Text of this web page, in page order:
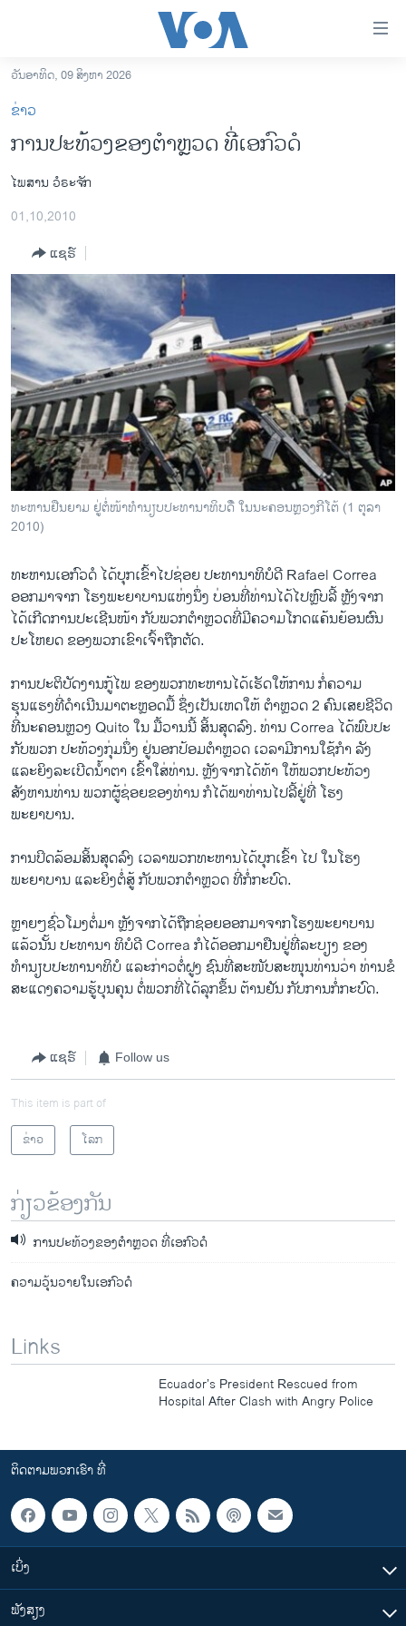
ເຂົ້າ
ຫາ
ຂ້າມ
ຂ້າມ
ໄປ
ຫາ
ການເລືອກຕັ້ງ ປະທານາທີບໍດີ ສະຫະລັດ 2024
ຂ່າວ​ຈີນ
ໂລກ
ເອເຊຍ
ອິດສະຫຼະພາບດ້ານການຂ່າວ
ຊີວິດຊາວລາວ
ຊຸມຊົນຊາວລາວ
ວິທະຍາສາດ-ເທັກໂນໂລຈີ
ທຸລະກິດ
ພາສາອັງກິດ
ວີດີໂອ
ລາຍການກະຈາຍສຽງ
ລາຍງານ
ຕິດຕາມພວກເຮົາ ທີ່
ພາສາຕ່າງໆ
ວັນອາທິດ, 09 ສິງຫາ 2026
ຂ່າວ
ການປະທ້ວງຂອງຕຳຫຼວດ ທີ່ເອກົວດໍ
ໄພສານ ວໍຣະຈັກ
01,10,2010
ແຊຣ໌
ທະຫານຢືນຍາມ ຢູ່ຕໍ່ໜ້າທຳນຽບປະທານາທິບດໍີ ໃນນະຄອນຫຼວງກີໂຕ້ (1 ຕຸລາ
2010)
ທະຫານເອກົວດໍ ໄດ້ບຸກເຂົ້າໄປຊ່ອຍ ປະທານາທິບໍດີ Rafael Correa
ອອກມາຈາກ ໂຮງພະຍາບານແຫ່ງນຶ່ງ ບ່ອນທີ່ທ່ານໄດ້ໄປຫຼົບລີ້ ຫຼັງຈາກ
ໄດ້ເກີດການປະເຊີນໜ້າ ກັບພວກຕຳຫຼວດທີ່ມີຄວາມໂກດແຄ້ນຍ້ອນຜົນ
ປະໂຫຍດ ຂອງພວກເຂົາເຈົ້າຖືກຕັດ.
ການປະຕິບັດງານກູ້ໄພ ຂອງພວກທະຫານໄດ້ເຮັດໃຫ້ການ ກໍ່ຄວາມ
ຮຸນແຮງທີ່ດຳເນີນມາຕະຫຼອດມື້ ຊຶ່ງເປັນເຫດໃຫ້ ຕຳຫຼວດ 2 ຄົນເສຍຊີວິດ
ທີ່ນະຄອນຫຼວງ Quito ໃນ ມື້ວານນີ້ ສິ້ນສຸດລົງ. ທ່ານ Correa ໄດ້ພົບປະ
ກັບພວກ ປະທ້ວງກຸ່ມນຶ່ງ ຢູ່ນອກປ້ອມຕຳຫຼວດ ເວລາມີການໃຊ້ກຳ ລັງ
ແລະຍິງລະເບີດນໍ້າຕາ ເຂົ້າໃສ່ທ່ານ. ຫຼັງຈາກໄດ້ທ້າ ໃຫ້ພວກປະທ້ວງ
ສັງຫານທ່ານ ພວກຜູ້ຊ່ອຍຂອງທ່ານ ກໍໄດ້ພາທ່ານໄປລີ້ຢູ່ທີ່ ໂຮງ
ພະຍາບານ.
ການປິດລ້ອມສິ້ນສຸດລົງ ເວລາພວກທະຫານໄດ້ບຸກເຂົ້າ ໄປ ໃນໂຮງ
ພະຍາບານ ແລະຍິງຕໍ່ສູ້ ກັບພວກຕຳຫຼວດ ທີ່ກໍ່ກະບົດ.
ຫຼາຍໆຊົ່ວໂມງຕໍ່ມາ ຫຼັງຈາກໄດ້ຖືກຊ່ອຍອອກມາຈາກໂຮງພະຍາບານ
ແລ້ວນັ້ນ ປະທານາ ທິບໍດີ Correa ກໍໄດ້ອອກມາຢືນຢູ່ທີ່ລະບຽງ ຂອງ
ທຳນຽບປະທານາທິບໍ ແລະກ່າວຕໍ່ຝູງ ຊົນທີ່ສະໜັບສະໜຸນທ່ານວ່າ ທ່ານຂໍ
ສະແດງຄວາມຮູ້ບຸນຄຸນ ຕໍ່ພວກທີ່ໄດ້ລຸກຂຶ້ນ ຕ້ານຢັນ ກັບການກໍ່ກະບົດ.
ແຊຣ໌ Follow us
This item is part of
ຂ່າວ
ໂລກ
ກ່ຽວຂ້ອງກັນ
ການປະທ້ວງຂອງຕຳຫຼວດ ທີ່ເອກົວດໍ
ຄວາມວຸ້ນວາຍໃນເອກົວດໍ
Links
Ecuador’s President Rescued from
Hospital After Clash with Angry Police
ຕິດຕາມພວກເຮົາ ທີ່
ເບິ່ງ
ຟັງສຽງ